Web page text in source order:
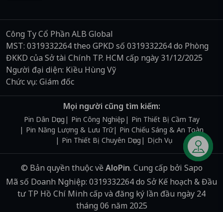
Công Ty Cổ Phần ALB Global
MST: 0319332264 theo GPKD số 0319332264 do Phòng
ĐKKD của Sở tài Chính TP. HCM cấp ngày 31/12/2025
Người đại diện: Kiều Hùng Vỹ
Chức vụ: Giám đốc
Mọi người cũng tìm kiếm:
Pin Dân Dụng Pin Công Nghiệp
Pin Thiết Bị Cầm Tay
Pin Năng Lượng & Lưu Trữ
Pin Chiếu Sáng & An Toàn
Pin Thiết Bị Chuyên Dụng
Dịch Vụ
© Bản quyền thuộc vềAloPin. Cung cấp bởi Sapo
Mã số Doanh Nghiệp: 0319332264 do Sở Kế hoạch & Đầu
tư TP Hồ Chí Minh cấp và đăng ký lần đầu ngày 24
tháng 06 năm 2025
Liên hệ